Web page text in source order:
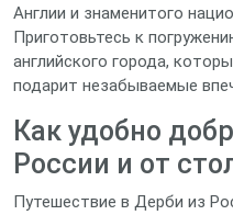
Англии и знаменитого
Приготовьтесь к
английского города,
подарит незабываемые
Как удобно
России и от
Путешествие в Дерби из